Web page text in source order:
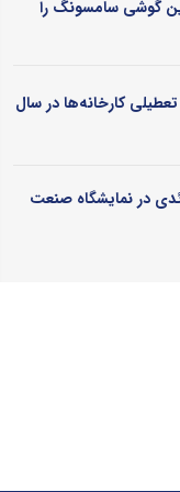
گوشی سامسونگ را
کارخانه‌ها در سال
در نمایشگاه صنعت